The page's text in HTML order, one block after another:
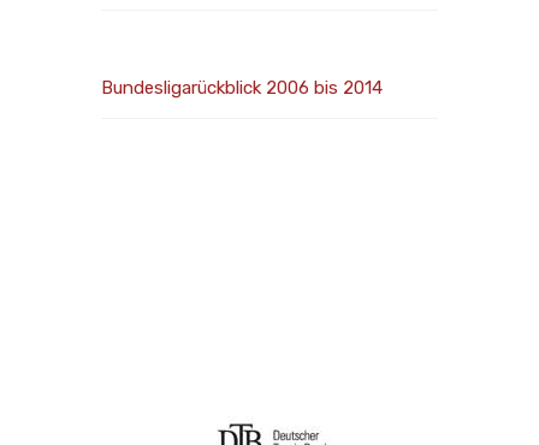
Bundesligarückblick 2006 bis 2014